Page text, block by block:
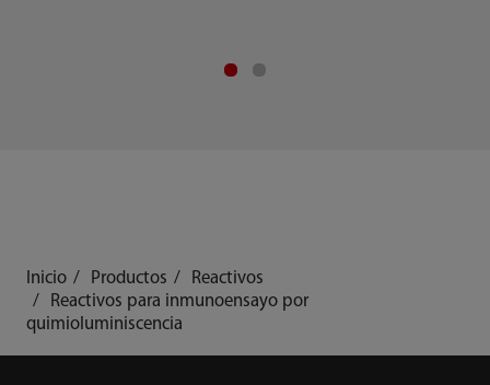
Inicio Productos
Reactivos
Reactivos para inmunoensayo por
quimioluminiscencia